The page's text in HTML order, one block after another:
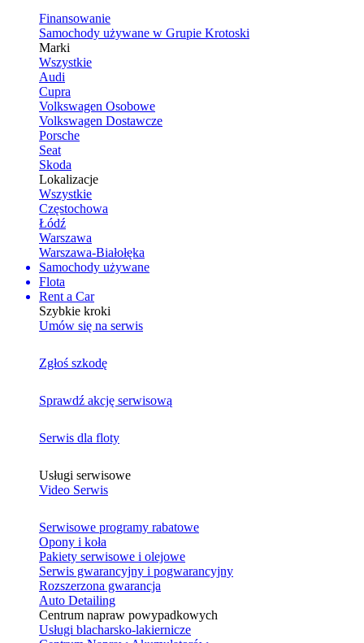
Finansowanie
Samochody używane w Grupie Krotoski
Marki
Wszystkie
Audi
Cupra
Volkswagen Osobowe
Volkswagen Dostawcze
Porsche
Seat
Skoda
Lokalizacje
Wszystkie
Częstochowa
Łódź
Warszawa
Warszawa-Białołęka
Samochody używane
Flota
Rent a Car
Szybkie kroki
Umów się na serwis
Zgłoś szkodę
Sprawdź akcję serwisową
Serwis dla floty
Usługi serwisowe
Video Serwis
Serwisowe programy rabatowe
Opony i koła
Pakiety serwisowe i olejowe
Serwis gwarancyjny i pogwarancyjny
Rozszerzona gwarancja
Auto Detailing
Centrum napraw powypadkowych
Usługi blacharsko-lakiernicze